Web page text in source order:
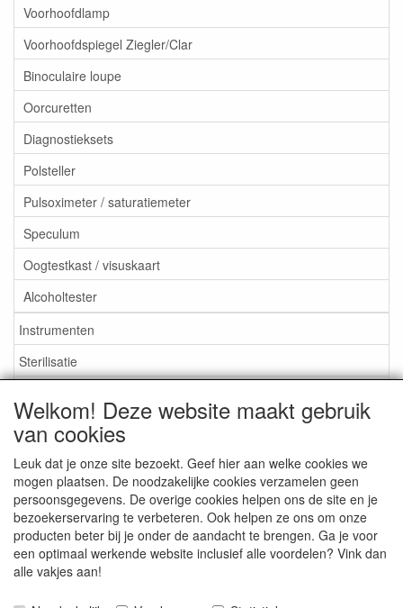
Voorhoofdlamp
Voorhoofdspiegel Ziegler/Clar
Binoculaire loupe
Oorcuretten
Diagnostieksets
Polsteller
Pulsoximeter / saturatiemeter
Speculum
Oogtestkast / visuskaart
Alcoholtester
Instrumenten
Sterilisatie
Aktieartikelen
Medisan Trading te Alblasserdam. Alle genoemde prijzen zijn
inclusief BTW enexclusief verzendkostentenzij anders
aangegeven.
Welkom! Deze website maakt gebruik
van cookies
Leuk dat je onze site bezoekt. Geef hier aan welke cookies we
mogen plaatsen. De noodzakelijke cookies verzamelen geen
persoonsgegevens. De overige cookies helpen ons de site en je
bezoekerservaring te verbeteren. Ook helpen ze ons om onze
producten beter bij je onder de aandacht te brengen. Ga je voor
een optimaal werkende website inclusief alle voordelen? Vink dan
alle vakjes aan!